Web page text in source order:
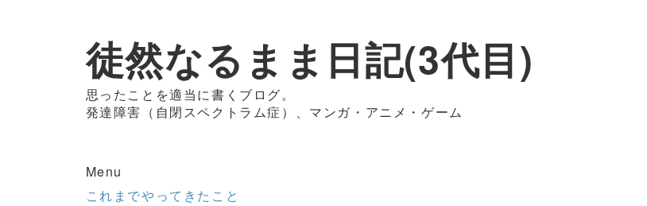
徒然なるまま日記(3代目)
思ったことを適当に書くブログ。
発達障害（自閉スペクトラム症）、マンガ・アニメ・ゲーム
Menu
これまでやってきたこと